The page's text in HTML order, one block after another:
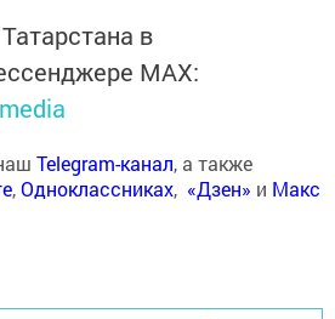
в
MАХ:
Telegram-канал, а также
,Одноклассниках, «Дзен» и Макс